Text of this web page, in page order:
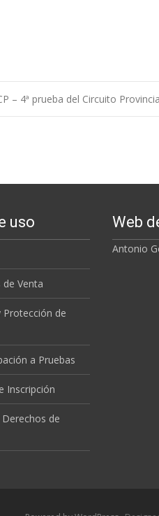
– 4ª prueba del Circuito
uso
de Venta
Protección de
a Pruebas
Inscripción
de
Web
Antonio